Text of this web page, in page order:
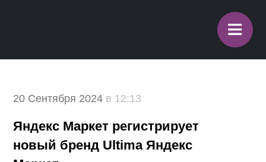
≡
20 Сентября 2024 в 12:13
Яндекс Маркет регистрирует
новый бренд Ultima Яндекс